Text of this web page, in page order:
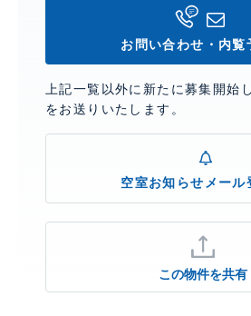
お問い合わせ・内覧
上記一覧以外に新たに募集開始
をお送りいたします。
空室お知らせメール
この物件を共有